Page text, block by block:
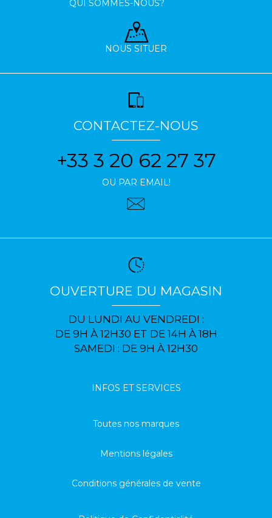
QUI SOMMES-NOUS?
NOUS SITUER
CONTACTEZ-NOUS
+33 3 20 62 27 37
OU PAR EMAIL!
OUVERTURE DU MAGASIN
DU LUNDI AU VENDREDI :
DE 9H À 12H30 ET DE 14H À 18H
SAMEDI : DE 9H À 12H30
INFOS ET SERVICES
Toutes nos marques
Mentions légales
Conditions générales de vente